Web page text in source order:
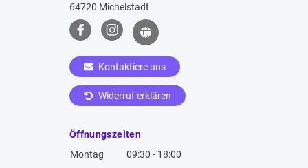
64720 Michelstadt
Kontaktiere uns
Widerruf erklären
Öffnungszeiten
Montag
09:30 - 18:00